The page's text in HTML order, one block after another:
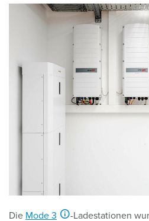
Die Mode 3
-Ladestationen